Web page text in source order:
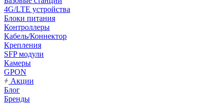
4G/LTE устройства
Блоки питания
Контроллеры
Кабель/Коннектор
Крепления
SFP модули
Камеры
GPON
Акции
Блог
Бренды